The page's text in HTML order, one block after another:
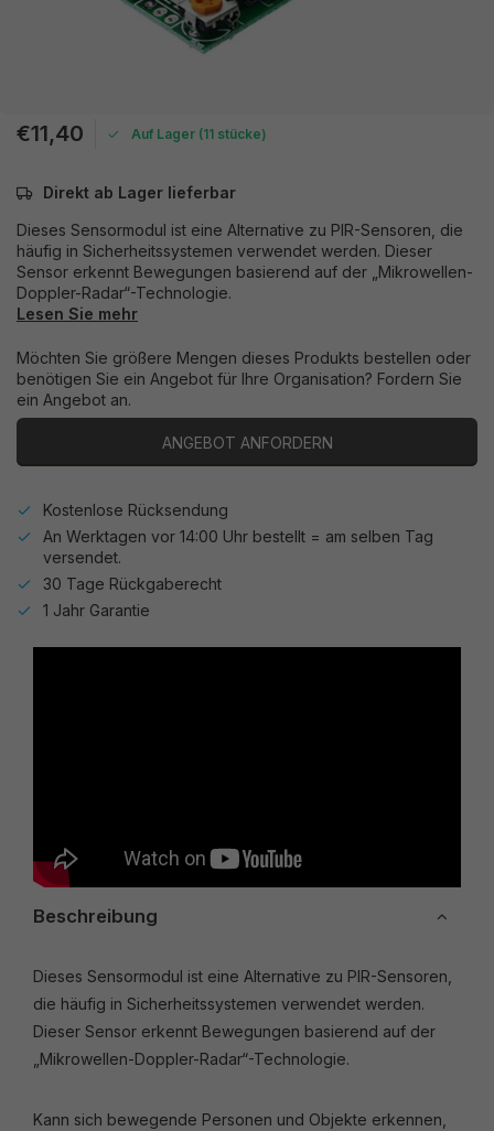
€11,40 Auf Lager (11 stücke)
Direkt ab Lager lieferbar
Dieses Sensormodul ist eine Alternative zu PIR-Sensoren, die
häufig in Sicherheitssystemen verwendet werden. Dieser
Sensor erkennt Bewegungen basierend auf der „Mikrowellen-
Doppler-Radar“-Technologie.
Lesen Sie mehr
Möchten Sie größere Mengen dieses Produkts bestellen oder
benötigen Sie ein Angebot für Ihre Organisation? Fordern Sie
ein Angebot an.
ANGEBOT ANFORDERN
Kostenlose Rücksendung
An Werktagen vor 14:00 Uhr bestellt = am selben Tag
versendet.
30 Tage Rückgaberecht
1 Jahr Garantie
Beschreibung
Dieses Sensormodul ist eine Alternative zu PIR-Sensoren,
die häufig in Sicherheitssystemen verwendet werden.
Dieser Sensor erkennt Bewegungen basierend auf der
„Mikrowellen-Doppler-Radar“-Technologie.
Kann sich bewegende Personen und Objekte erkennen,